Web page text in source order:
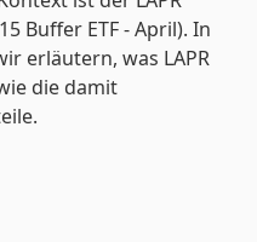
Buffer ETF - April). In
erläutern, was LAPR
die damit